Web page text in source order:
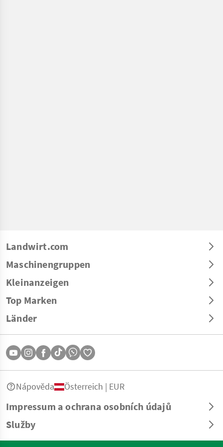
Landwirt.com
Maschinengruppen
Kleinanzeigen
Top Marken
Länder
Impressum a ochrana osobních údajů
Služby
Nápověda Österreich | EUR